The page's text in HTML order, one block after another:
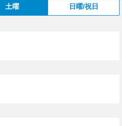
土曜 日曜/祝日